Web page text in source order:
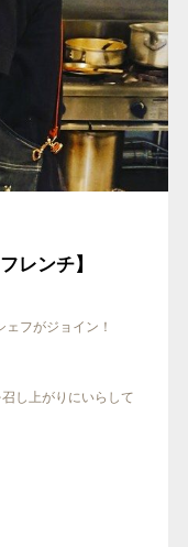
レンチ】
フがジョイン！
し上がりにいらして